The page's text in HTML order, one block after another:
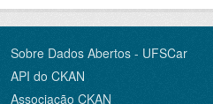
Sobre Dados Abertos - UFSCar
API do CKAN
Associação CKAN